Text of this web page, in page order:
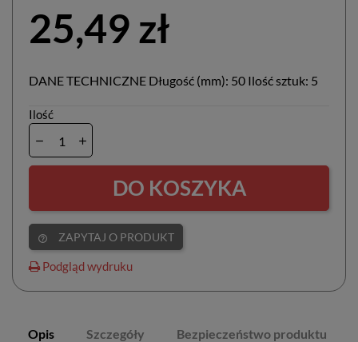
25,49 zł
DANE TECHNICZNE Długość (mm): 50 Ilość sztuk: 5
Ilość
DO KOSZYKA
help_outline ZAPYTAJ O PRODUKT
Podgląd wydruku
Opis Szczegóły Bezpieczeństwo produktu